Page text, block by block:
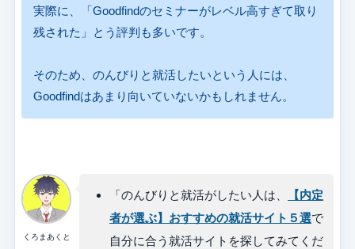
実際に、「Goodfindのセミナーがレベル高すぎて取り
残された」とう評判も多いです。
そのため、のんびりと就活したいという人には、
Goodfindはあまり向いていないかもしれません。
くろまあくと
「のんびりと就活がしたい人は、
【内定
者が選ぶ】おすすめの就活サイト５選で
自分に合う就活サイトを探してみてくだ